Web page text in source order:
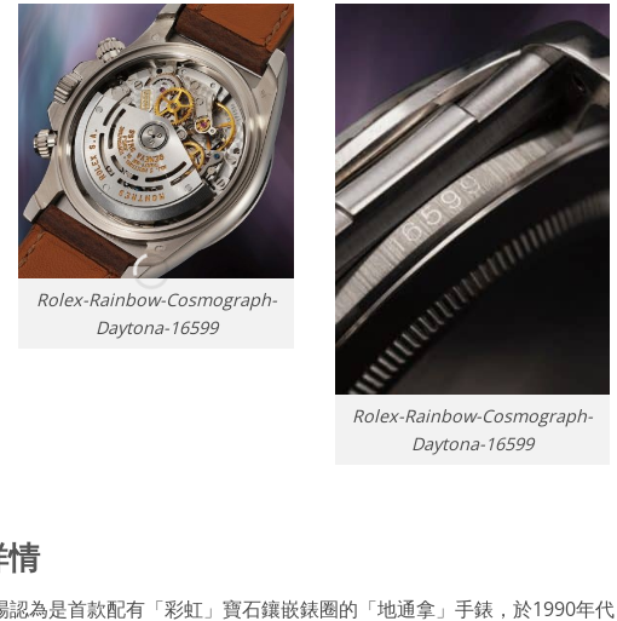
Rolex-Rainbow-Cosmograph-
Daytona-16599
Rolex-Rainbow-Cosmograph-
Daytona-16599
情
為是首款配有「彩虹」寶石鑲嵌錶圈的「地通拿」手錶，於1990年代